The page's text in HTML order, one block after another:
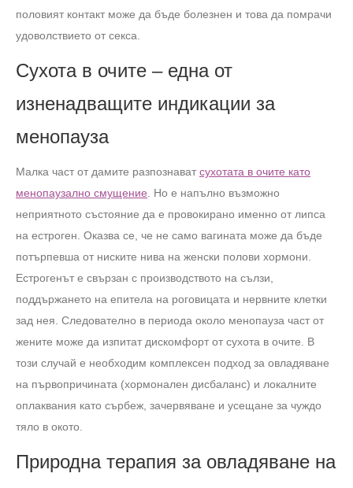
половият контакт може да бъде болезнен и това да помрачи
удоволствието от секса.
Сухота в очите – една от
изненадващите индикации за
менопауза
Малка част от дамите разпознават сухотата в очите като
менопаузално смущение . Но е напълно възможно
неприятното състояние да е провокирано именно от липса
на естроген. Оказва се, че не само вагината може да бъде
потърпевша от ниските нива на женски полови хормони.
Естрогенът е свързан с производството на сълзи,
поддържането на епитела на роговицата и нервните клетки
зад нея. Следователно в периода около менопауза част от
жените може да изпитат дискомфорт от сухота в очите. В
този случай е необходим комплексен подход за овладяване
на първопричината (хормонален дисбаланс) и локалните
оплаквания като сърбеж, зачервяване и усещане за чуждо
тяло в окото.
Природна терапия за овладяване на